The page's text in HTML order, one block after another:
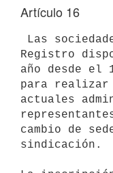
Artículo 16
Registro
año desde el
para
actuales
cambio de
sindicación.